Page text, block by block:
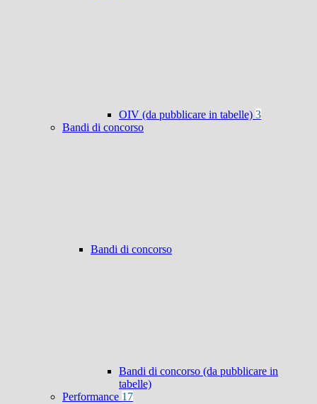
OIV (da pubblicare in tabelle) 3
Bandi di concorso
Bandi di concorso
Bandi di concorso (da pubblicare in
tabelle)
Performance 17